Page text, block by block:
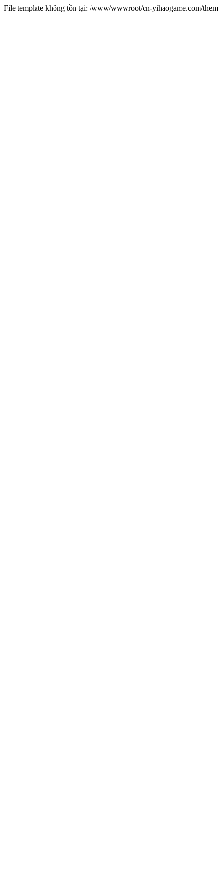
File template không tồn tại: /www/wwwroot/cn-yihaogame.com/